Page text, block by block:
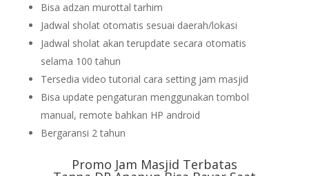
Bisa adzan murottal tarhim
Jadwal sholat otomatis sesuai daerah/lokasi
Jadwal sholat akan terupdate secara otomatis
selama 100 tahun
Tersedia video tutorial cara setting jam masjid
Bisa update pengaturan menggunakan tombol
manual, remote bahkan HP android
Bergaransi 2 tahun
Promo Jam Masjid Terbatas